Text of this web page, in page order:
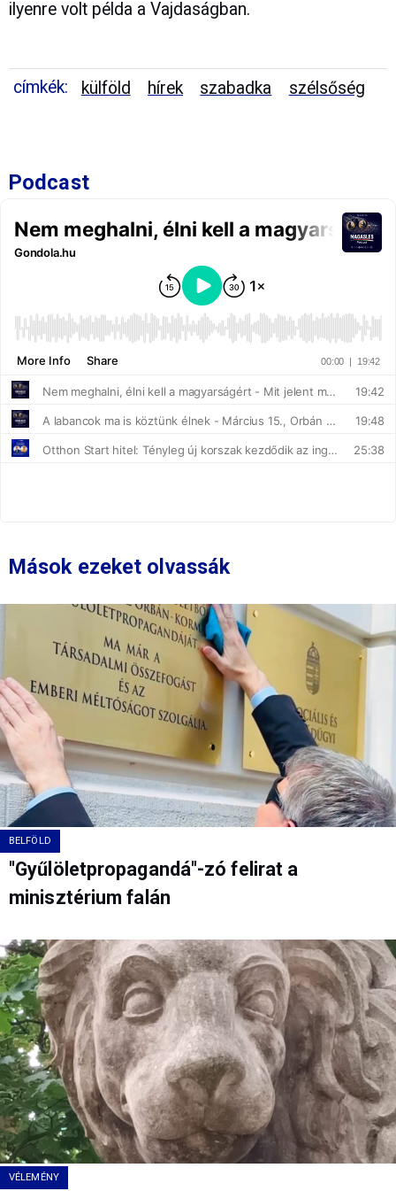
ilyenre volt példa a Vajdaságban.
címkék: külföld hírek szabadka szélsőség
Podcast
Mások ezeket olvassák
BELFÖLD
"Gyűlöletpropagandá"-zó felirat a
minisztérium falán
VÉLEMÉNY